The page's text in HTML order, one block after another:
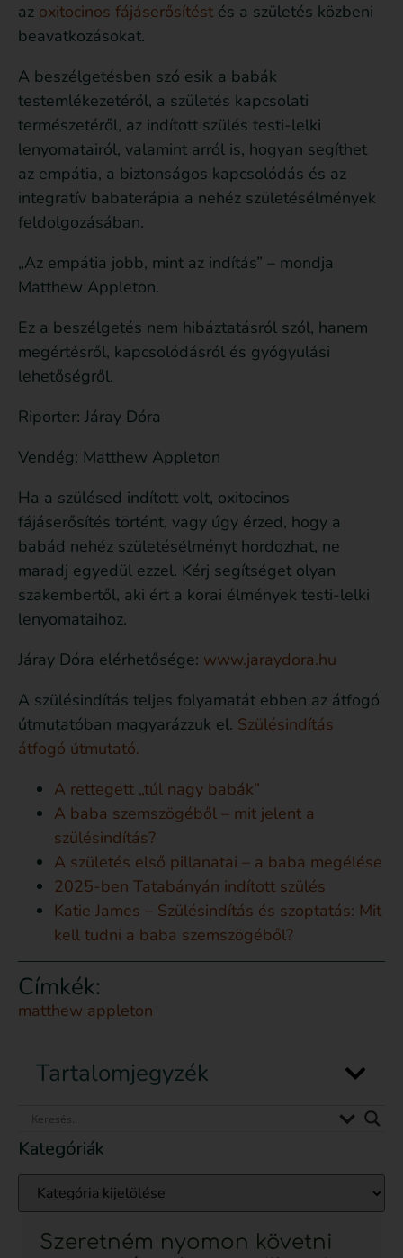
az oxitocinos fájáserősítést és a születés közbeni
beavatkozásokat.
A beszélgetésben szó esik a babák
testemlékezetéről, a születés kapcsolati
természetéről, az indított szülés testi-lelki
lenyomatairól, valamint arról is, hogyan segíthet
az empátia, a biztonságos kapcsolódás és az
integratív babaterápia a nehéz születésélmények
feldolgozásában.
„Az empátia jobb, mint az indítás” – mondja
Matthew Appleton.
Ez a beszélgetés nem hibáztatásról szól, hanem
megértésről, kapcsolódásról és gyógyulási
lehetőségről.
Riporter: Járay Dóra
Vendég: Matthew Appleton
Ha a szülésed indított volt, oxitocinos
fájáserősítés történt, vagy úgy érzed, hogy a
babád nehéz születésélményt hordozhat, ne
maradj egyedül ezzel. Kérj segítséget olyan
szakembertől, aki ért a korai élmények testi-lelki
lenyomataihoz.
Járay Dóra elérhetősége: www.jaraydora.hu
A szülésindítás teljes folyamatát ebben az átfogó
útmutatóban magyarázzuk el. Szülésindítás
átfogó útmutató.
A rettegett „túl nagy babák”
A baba szemszögéből – mit jelent a
szülésindítás?
A születés első pillanatai – a baba megélése
2025-ben Tatabányán indított szülés
Katie James – Szülésindítás és szoptatás: Mit
kell tudni a baba szemszögéből?
Címkék:
matthew appleton
Tartalomjegyzék
Kategóriák
Szeretném nyomon követni